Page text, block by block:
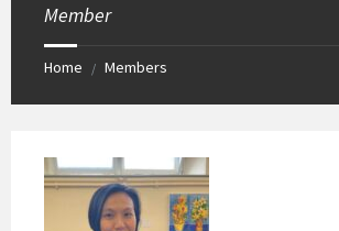
Member
Home / Members